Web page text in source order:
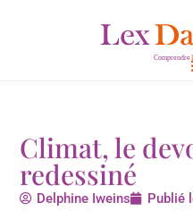
Climat, le
redessiné
Delphine Iweins Publié